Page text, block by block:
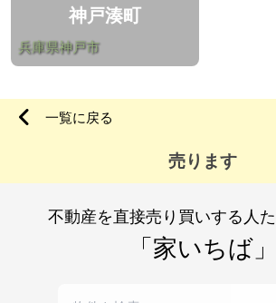
神戸湊町
兵庫県神戸市
一覧に戻る
売ります
不動産を直接売り買いする人
「家いちば」